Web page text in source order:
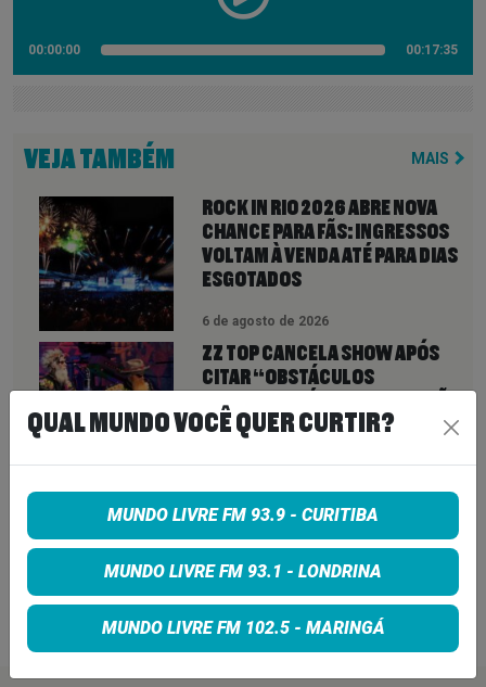
00:00:00 00:17:35
VEJA TAMBÉM MAIS
ROCK IN RIO 2026 ABRE NOVA
CHANCE PARA FÃS: INGRESSOS
VOLTAM À VENDA ATÉ PARA DIAS
ESGOTADOS
6 de agosto de 2026
ZZ TOP CANCELA SHOW APÓS
CITAR “OBSTÁCULOS
INTRANSPONÍVEIS” E DEIXA FÃS
SEM EXPLICAÇÕES
6 de agosto de 2026
QUEENS OF THE STONE AGE CRIA
LINHA TELEFÔNICA PARA OUVIR
RECLAMAÇÕES DOS FÃS; BANDA
DIZ QUE “NENHUMA LAMÚRIA É
PEQUENA DEMAIS”
6 de agosto de 2026
QUAL MUNDO VOCÊ QUER CURTIR?
MUNDO LIVRE FM 93.9 - CURITIBA
MUNDO LIVRE FM 93.1 - LONDRINA
MUNDO LIVRE FM 102.5 - MARINGÁ